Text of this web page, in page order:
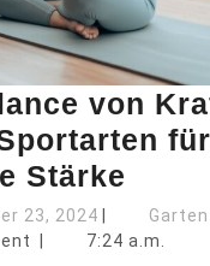
von
für
Stärke
von
23, 2024Dezember
23,
7:24 a.m.